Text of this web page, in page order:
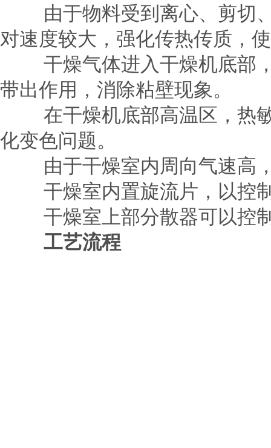
由于物料受到离心、剪切、
对速度较大，强化传热传质，
干燥气体进入干燥机底部，
带出作用，消除粘壁现象。
在干燥机底部高温区，热敏
化变色问题。
由于干燥室内周向气速高，
干燥室内置旋流片，以控制
干燥室上部分散器可以控制
工艺流程